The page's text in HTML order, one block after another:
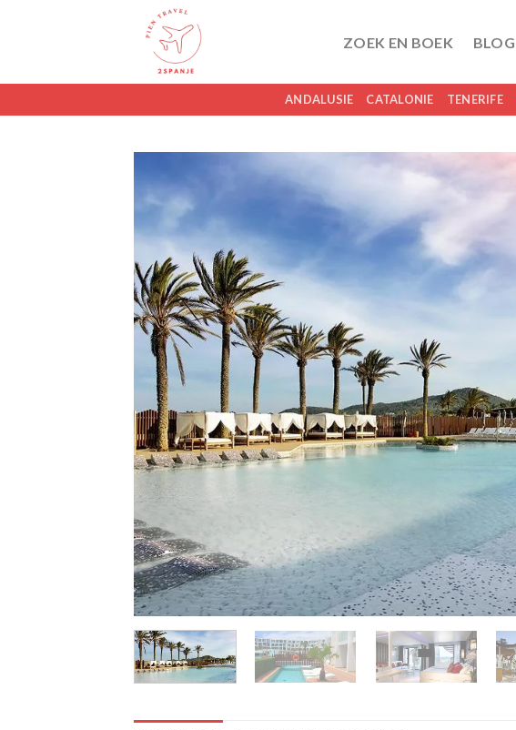
ZOEK EN BOEK BLOG
ANDALUSIE CATALONIE TENERIFE